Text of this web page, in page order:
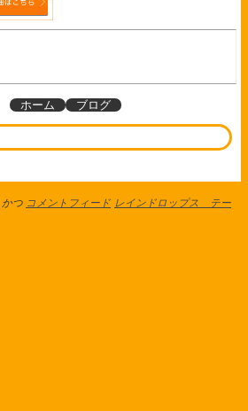
ホーム ブログ
かつ コメントフィード レインドロップス テー